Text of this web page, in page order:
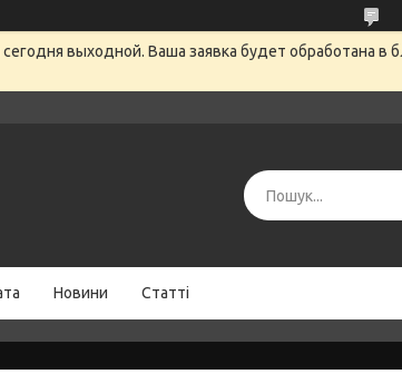
выходной. Ваша заявка будет обработана в
Новини Статті